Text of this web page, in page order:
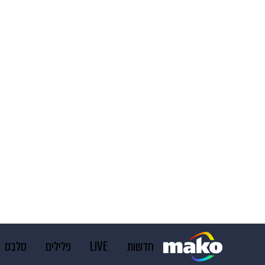
חדשות LIVE פלילים סלבס